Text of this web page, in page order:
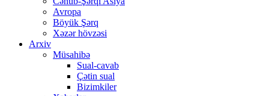
Avropa
Böyük Şərq
Xəzər hövzəsi
Arxiv
Müsahibə
Sual-cavab
Çətin sual
Bizimkiler